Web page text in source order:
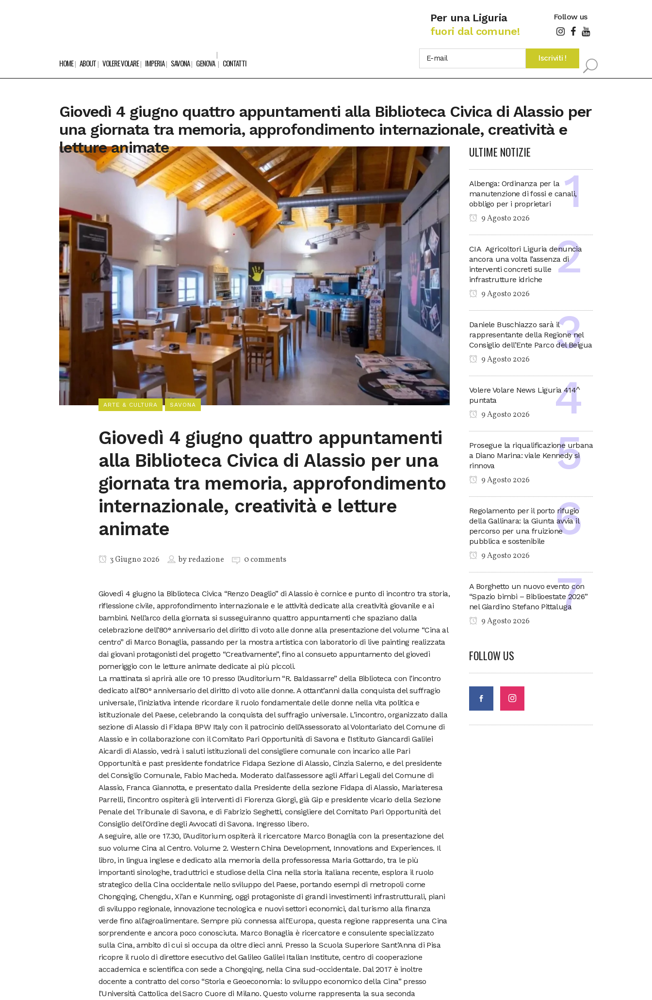
Per una Liguria
fuori dal comune!
Follow us
HOME ABOUT VOLERE VOLARE IMPERIA SAVONA GENOVA CONTATTI
Giovedì 4 giugno quattro appuntamenti alla Biblioteca Civica di Alassio per
una giornata tra memoria, approfondimento internazionale, creatività e
letture animate
ARTE & CULTURA SAVONA
Giovedì 4 giugno quattro appuntamenti
alla Biblioteca Civica di Alassio per una
giornata tra memoria, approfondimento
internazionale, creatività e letture
animate
3 Giugno 2026 byredazione 0 comments
Giovedì 4 giugno la Biblioteca Civica “Renzo Deaglio” di Alassio è cornice e punto di incontro tra storia,
riflessione civile, approfondimento internazionale e le attività dedicate alla creatività giovanile e ai
bambini. Nell’arco della giornata si susseguiranno quattro appuntamenti che spaziano dalla
celebrazione dell’80° anniversario del diritto di voto alle donne alla presentazione del volume “Cina al
centro” di Marco Bonaglia, passando per la mostra artistica con laboratorio di live painting realizzata
dai giovani protagonisti del progetto “Creativamente”, fino al consueto appuntamento del giovedì
pomeriggio con le letture animate dedicate ai più piccoli.
La mattinata si aprirà alle ore 10 presso l’Auditorium “R. Baldassarre” della Biblioteca con l’incontro
dedicato all’80° anniversario del diritto di voto alle donne. A ottant’anni dalla conquista del suffragio
universale, l’iniziativa intende ricordare il ruolo fondamentale delle donne nella vita politica e
istituzionale del Paese, celebrando la conquista del suffragio universale. L’incontro, organizzato dalla
sezione di Alassio di Fidapa BPW Italy con il patrocinio dell’Assessorato al Volontariato del Comune di
Alassio e in collaborazione con il Comitato Pari Opportunità di Savona e l’Istituto Giancardi Galilei
Aicardi di Alassio, vedrà i saluti istituzionali del consigliere comunale con incarico alle Pari
Opportunità e past presidente fondatrice Fidapa Sezione di Alassio, Cinzia Salerno, e del presidente
del Consiglio Comunale, Fabio Macheda. Moderato dall’assessore agli Affari Legali del Comune di
Alassio, Franca Giannotta, e presentato dalla Presidente della sezione Fidapa di Alassio, Mariateresa
Parrelli, l’incontro ospiterà gli interventi di Fiorenza Giorgi, già Gip e presidente vicario della Sezione
Penale del Tribunale di Savona, e di Fabrizio Seghetti, consigliere del Comitato Pari Opportunità del
Consiglio dell’Ordine degli Avvocati di Savona. Ingresso libero.
A seguire, alle ore 17.30, l’Auditorium ospiterà il ricercatore Marco Bonaglia con la presentazione del
suo volume Cina al Centro. Volume 2. Western China Development, Innovations and Experiences. Il
libro, in lingua inglese e dedicato alla memoria della professoressa Maria Gottardo, tra le più
importanti sinologhe, traduttrici e studiose della Cina nella storia italiana recente, esplora il ruolo
strategico della Cina occidentale nello sviluppo del Paese, portando esempi di metropoli come
Chongqing, Chengdu, Xi’an e Kunming, oggi protagoniste di grandi investimenti infrastrutturali, piani
di sviluppo regionale, innovazione tecnologica e nuovi settori economici, dal turismo alla finanza
verde fino all’agroalimentare. Sempre più connessa all’Europa, questa regione rappresenta una Cina
sorprendente e ancora poco conosciuta. Marco Bonaglia è ricercatore e consulente specializzato
sulla Cina, ambito di cui si occupa da oltre dieci anni. Presso la Scuola Superiore Sant’Anna di Pisa
ricopre il ruolo di direttore esecutivo del Galileo Galilei Italian Institute, centro di cooperazione
accademica e scientifica con sede a Chongqing, nella Cina sud-occidentale. Dal 2017 è inoltre
docente a contratto del corso “Storia e Geoeconomia: lo sviluppo economico della Cina” presso
l’Università Cattolica del Sacro Cuore di Milano. Questo volume rappresenta la sua seconda
ULTIME NOTIZIE
Albenga: Ordinanza per la
manutenzione di fossi e canali,
obbligo per i proprietari
9 Agosto 2026
CIA Agricoltori Liguria denuncia
ancora una volta l’assenza di
interventi concreti sulle
infrastrutture idriche
9 Agosto 2026
Daniele Buschiazzo sarà il
rappresentante della Regione nel
Consiglio dell’Ente Parco del Beigua
9 Agosto 2026
Volere Volare News Liguria 414^
puntata
9 Agosto 2026
Prosegue la riqualificazione urbana
a Diano Marina: viale Kennedy si
rinnova
9 Agosto 2026
Regolamento per il porto rifugio
della Gallinara: la Giunta avvia il
percorso per una fruizione
pubblica e sostenibile
9 Agosto 2026
A Borghetto un nuovo evento con
“Spazio bimbi – Biblioestate 2026”
nel Giardino Stefano Pittaluga
9 Agosto 2026
FOLLOW US